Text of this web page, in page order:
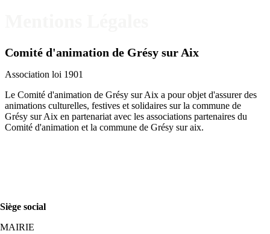
Comité d'animation de Grésy sur Aix
Association loi 1901
Le Comité d'animation de Grésy sur Aix a pour objet d'assurer des
animations culturelles, festives et solidaires sur la commune de
Grésy sur Aix en partenariat avec les associations partenaires du
Comité d'animation et la commune de Grésy sur aix.
Siège social
MAIRIE